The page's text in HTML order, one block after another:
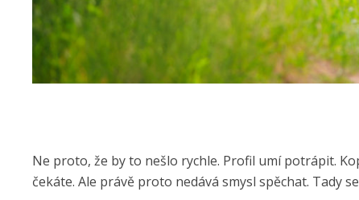
Ne proto, že by to nešlo rychle. Profil umí potrápit.
čekáte. Ale právě proto nedává smysl spěchat. Tady